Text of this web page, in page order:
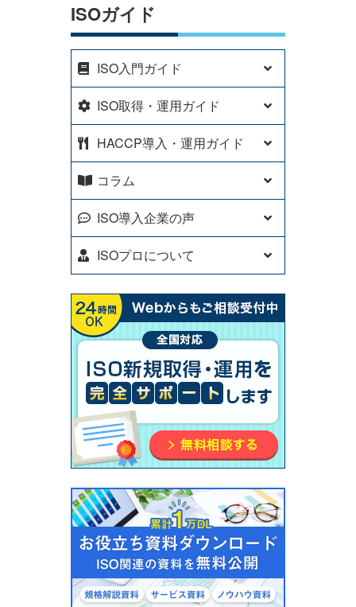
ISOガイド
ISO入門ガイド
ISO取得・運用ガイド
HACCP導入・運用ガイド
コラム
ISO導入企業の声
ISOプロについて